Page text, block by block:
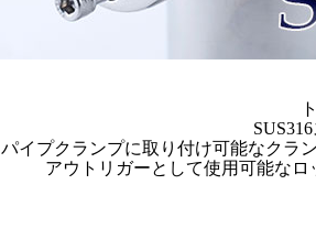
パイプクランプに取り付け可能なクラ
アウトリガーとして使用可能な